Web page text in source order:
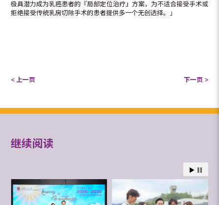
极具潜力成为乳癌患者的『局部定位治疗』方案，为不适合接受手术或
拒绝接受传统乳房切除手术的患者提供多一个无创选择。」
< 上一页 下一页 >
继续阅读